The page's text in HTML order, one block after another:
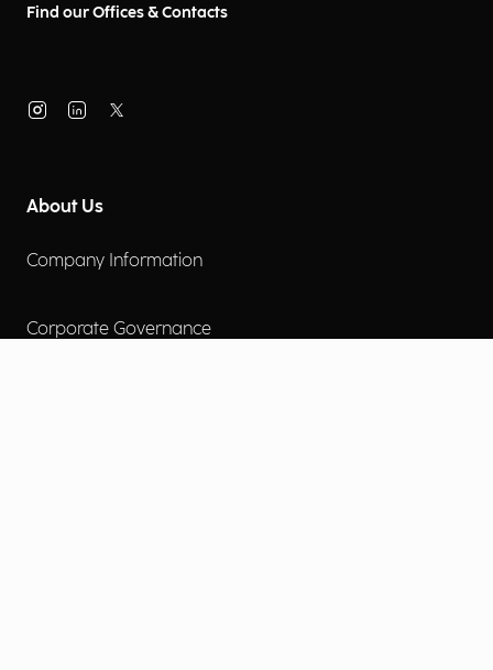
Find our Offices & Contacts
About Us
Company Information
Corporate Governance